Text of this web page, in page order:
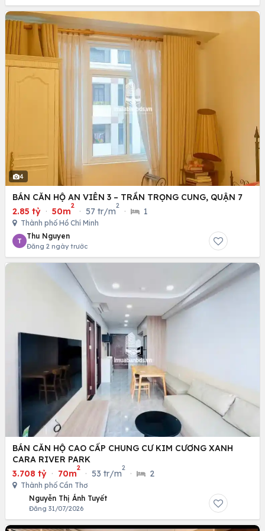
4
BÁN CĂN HỘ AN VIÊN 3 – TRẦN TRỌNG CUNG, QUẬN 7
2.85 tỷ · 50m
2
· 57 tr/m
2
· 1
Thành phố Hồ Chí Minh
T
Thu Nguyen
Đăng 2 ngày trước
BÁN CĂN HỘ CAO CẤP CHUNG CƯ KIM CƯƠNG XANH
CARA RIVER PARK
3.708 tỷ · 70m
2
· 53 tr/m
2
· 2
Thành phố Cần Thơ
Nguyễn Thị Ánh Tuyết
Đăng 31/07/2026